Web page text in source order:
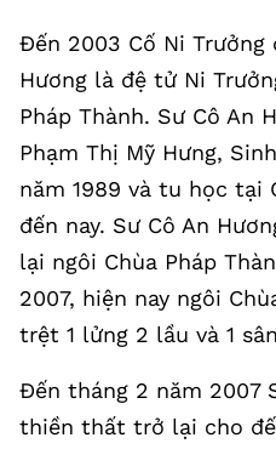
Đến 2003 Cố Ni Trưởng
Hương là đệ tử Ni
Pháp Thành. Sư Cô An
Phạm Thị Mỹ Hưng,
năm 1989 và tu học tại
đến nay. Sư Cô An
lại ngôi Chùa Pháp
2007, hiện nay ngôi
trệt 1 lửng 2 lầu và 1
Đến tháng 2 năm 2007
thiền thất trở lại cho